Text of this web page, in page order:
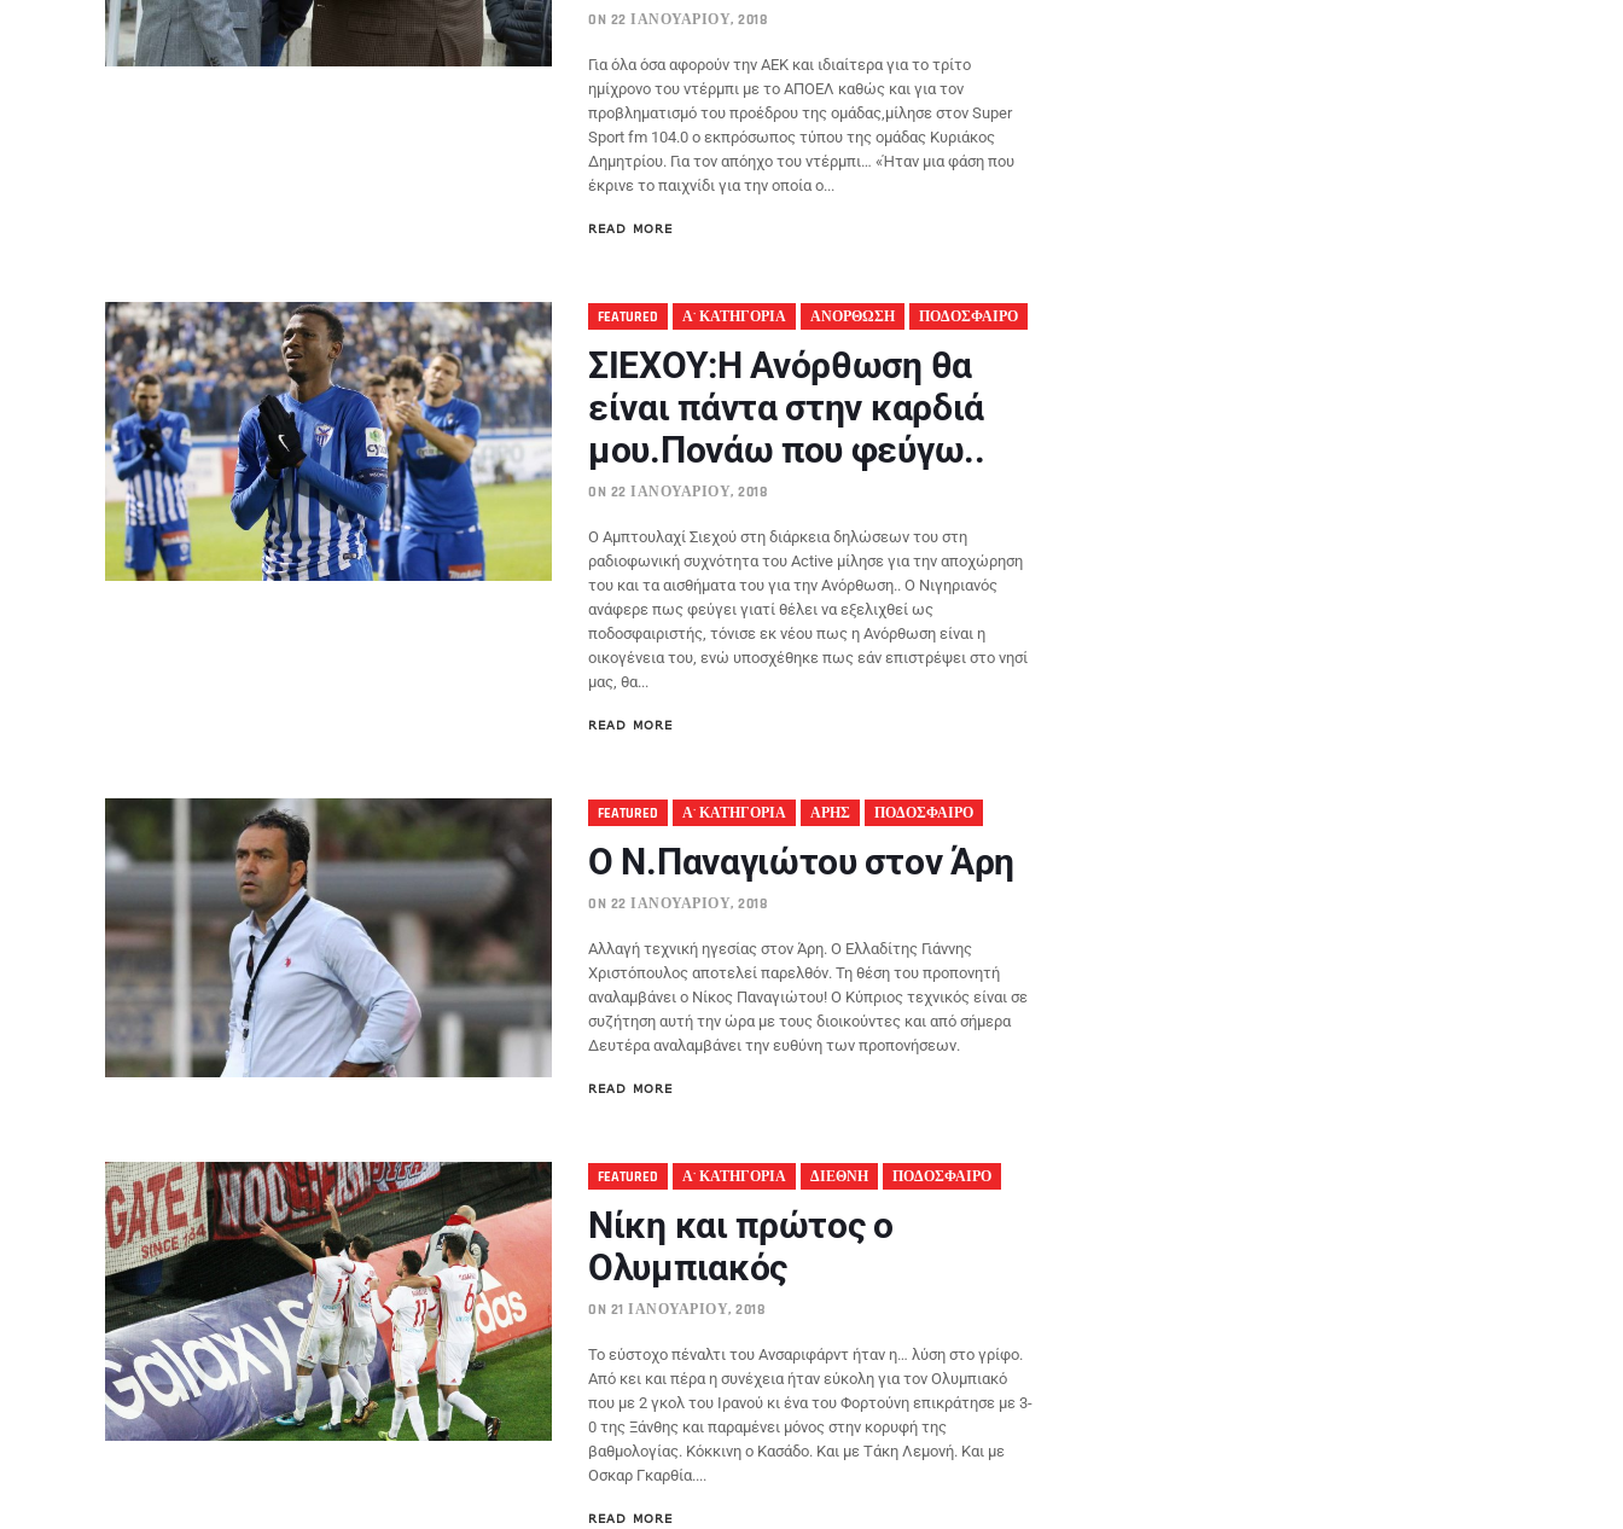
ON 22 ΙΑΝΟΥΑΡΊΟΥ, 2018
Για όλα όσα αφορούν την ΑΕΚ και ιδιαίτερα για το τρίτο
ημίχρονο του ντέρμπι με το ΑΠΟΕΛ καθώς και για τον
προβληματισμό του προέδρου της ομάδας,μίλησε στον Super
Sport fm 104.0 ο εκπρόσωπος τύπου της ομάδας Κυριάκος
Δημητρίου. Για τον απόηχο του ντέρμπι… «Ήταν μια φάση που
έκρινε το παιχνίδι για την οποία ο...
READ MORE
FEATURED Α' ΚΑΤΗΓΟΡΙΑ ΑΝΟΡΘΩΣΗ ΠΟΔΟΣΦΑΙΡΟ
ΣΙΕΧΟΥ:Η Ανόρθωση θα
είναι πάντα στην καρδιά
μου.Πονάω που φεύγω..
ON 22 ΙΑΝΟΥΑΡΊΟΥ, 2018
O Αμπτουλαχί Σιεχού στη διάρκεια δηλώσεων του στη
ραδιοφωνική συχνότητα του Active μίλησε για την αποχώρηση
του και τα αισθήματα του για την Ανόρθωση.. O Νιγηριανός
ανάφερε πως φεύγει γιατί θέλει να εξελιχθεί ως
ποδοσφαιριστής, τόνισε εκ νέου πως η Ανόρθωση είναι η
οικογένεια του, ενώ υποσχέθηκε πως εάν επιστρέψει στο νησί
μας, θα...
READ MORE
FEATURED Α' ΚΑΤΗΓΟΡΙΑ ΑΡΗΣ ΠΟΔΟΣΦΑΙΡΟ
Ο Ν.Παναγιώτου στον Άρη
ON 22 ΙΑΝΟΥΑΡΊΟΥ, 2018
Αλλαγή τεχνική ηγεσίας στον Άρη. Ο Ελλαδίτης Γιάννης
Χριστόπουλος αποτελεί παρελθόν. Τη θέση του προπονητή
αναλαμβάνει ο Νίκος Παναγιώτου! Ο Κύπριος τεχνικός είναι σε
συζήτηση αυτή την ώρα με τους διοικούντες και από σήμερα
Δευτέρα αναλαμβάνει την ευθύνη των προπονήσεων.
READ MORE
FEATURED Α' ΚΑΤΗΓΟΡΙΑ ΔΙΕΘΝΗ ΠΟΔΟΣΦΑΙΡΟ
Νίκη και πρώτος ο
Ολυμπιακός
ON 21 ΙΑΝΟΥΑΡΊΟΥ, 2018
Το εύστοχο πέναλτι του Ανσαριφάρντ ήταν η… λύση στο γρίφο.
Από κει και πέρα η συνέχεια ήταν εύκολη για τον Ολυμπιακό
που με 2 γκολ του Ιρανού κι ένα του Φορτούνη επικράτησε με 3-
0 της Ξάνθης και παραμένει μόνος στην κορυφή της
βαθμολογίας. Κόκκινη ο Κασάδο. Και με Τάκη Λεμονή. Και με
Οσκαρ Γκαρθία....
READ MORE